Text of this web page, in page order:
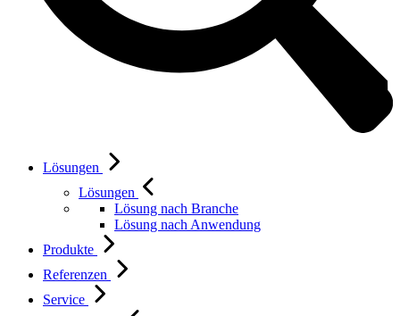
Lösungen
Lösungen
Lösung nach Branche
Lösung nach Anwendung
Produkte
Referenzen
Service